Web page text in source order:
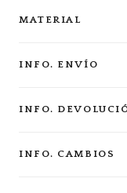
MATERIAL
INFO. ENVÍO
INFO.
INFO. CAMBIOS